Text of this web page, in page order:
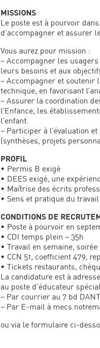
MISSIONS
Le poste est à pourvoir
d’accompagner et assurer
Vous aurez pour mission :
– Accompagner les
leurs besoins et aux
– Accompagner et soutenir
technique, en favorisant
– Assurer la coordination
l’Enfance, les
l’enfant.
– Participer à l’évaluation
(synthèses, projets
PROFIL
• Permis B exigé
• DEES exigé, une
• Maîtrise des écrits
• Sens et pratique du
CONDITIONS DE
• Poste à pourvoir en
• CDI temps plein – 35h
• Travail en semaine,
• CCN 51, coefficient 479,
• Tickets restaurants,
La candidature est à
au poste d’éducateur
– Par courrier au 7 bd
– Par E-mail à
ou via le formulaire ci-